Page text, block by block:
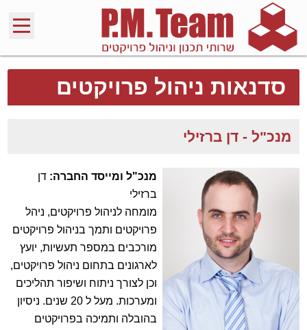
סדנאות ניהול פרויקטים
מנכ"ל - דן ברזילי
מנכ"ל ומייסד החברה: דן
ברזילי
מומחה לניהול פרויקטים, ניהל
פרויקטים ותמך בניהול פרויקטים
מורכבים במספר תעשיות, יועץ
לארגונים בתחום ניהול פרויקטים,
וכן לצורך ניתוח ושיפור תהליכים
ומערכות. מעל ל 20 שנים. ניסיון
בהובלה ותמיכה בפרויקטים